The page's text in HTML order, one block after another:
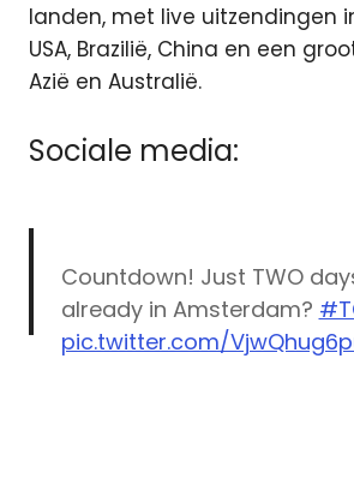
landen, met live uitzendingen
USA, Brazilië, China en een
Azië en Australië.
Sociale media:
Countdown! Just TWO
already in Amsterdam?
pic.twitter.com/